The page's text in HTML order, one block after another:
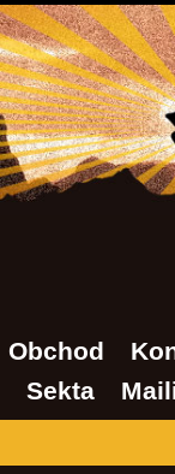
Obchod
Sekta